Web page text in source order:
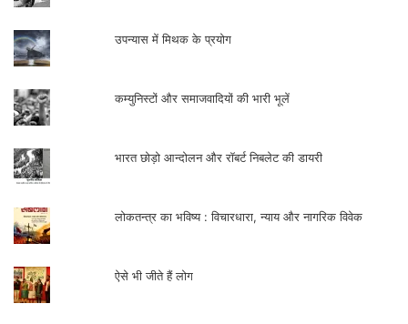
उपन्यास में मिथक के प्रयोग
कम्युनिस्टों और समाजवादियों की भारी भूलें
भारत छोड़ो आन्दोलन और रॉबर्ट निबलेट की डायरी
लोकतन्त्र का भविष्य : विचारधारा, न्याय और नागरिक विवेक
ऐसे भी जीते हैं लोग